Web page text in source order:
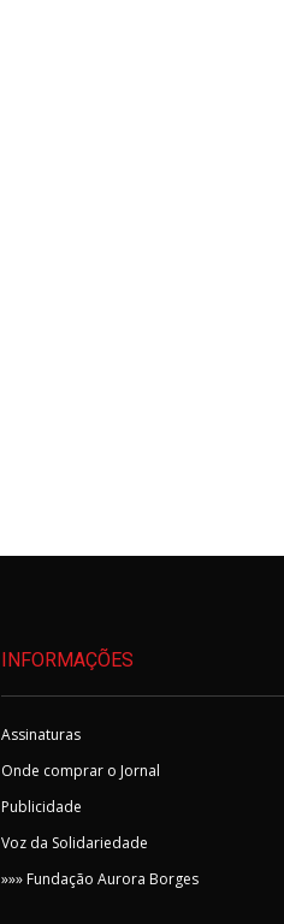
INFORMAÇÕES
Assinaturas
Onde comprar o Jornal
Publicidade
Voz da Solidariedade
»»» Fundação Aurora Borges